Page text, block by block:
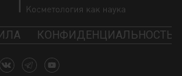
КОНФИДЕНЦИАЛЬНОСТЬ